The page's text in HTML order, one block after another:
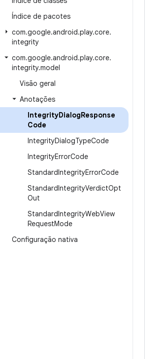
Índice de pacotes
com.google.android.play.core.
integrity
com.google.android.play.core.
integrity.model
Visão geral
Anotações
IntegrityDialogResponse
Code
IntegrityDialogTypeCode
IntegrityErrorCode
StandardIntegrityErrorCode
StandardIntegrityVerdictOpt
Out
StandardIntegrityWebView
RequestMode
Configuração nativa